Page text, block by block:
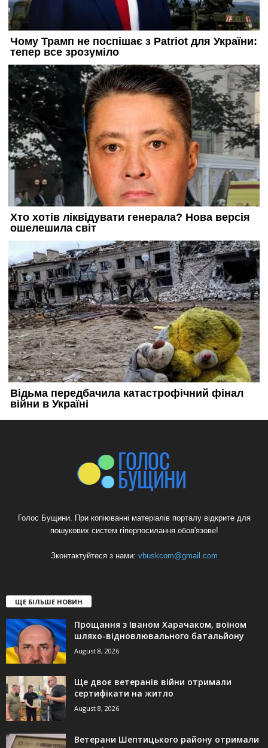
Голос Бущини. При копіюванні матеріалів порталу відкрите для
пошукових систем гіперпосилання обов'язове!
Зконтактуйтеся з нами: vbuskcom@gmail.com
ЩЕ БІЛЬШЕ НОВИН
Прощання з Іваном Харачаком, воїном
шляхо-відновлювального батальйону
August 8, 2026
Ще двоє ветеранів війни отримали
сертифікати на житло
August 8, 2026
Ветерани Шептицького району отримали